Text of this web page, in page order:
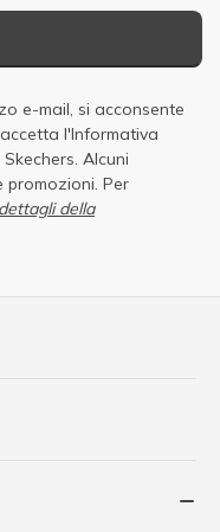
e-mail, si acconsente
l'Informativa
. Alcuni
promozioni. Per
della